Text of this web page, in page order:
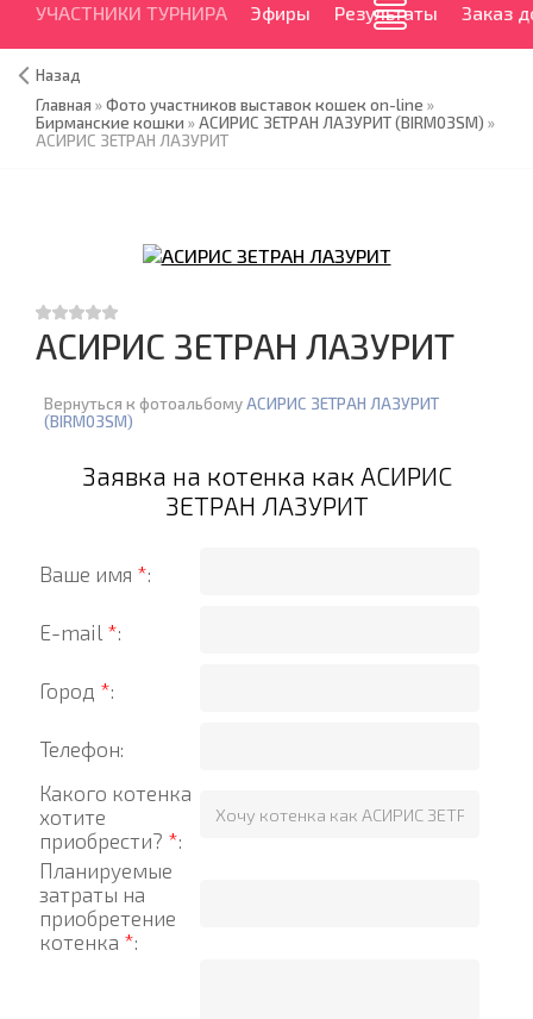
УЧАСТНИКИ ТУРНИРА Эфиры Результаты Заказ
Назад
Главная »Фото участников выставок кошек on-line »
Бирманские кошки »АСИРИС ЗЕТРАН ЛАЗУРИТ (BIRM03SM) »
АСИРИС ЗЕТРАН ЛАЗУРИТ
АСИРИС ЗЕТРАН ЛАЗУРИТ
Вернуться к фотоальбомуАСИРИС ЗЕТРАН ЛАЗУРИТ
(BIRM03SM)
Заявка на котенка как АСИРИС
ЗЕТРАН ЛАЗУРИТ
Ваше имя *:
E-mail *:
Город *:
Телефон:
Какого котенка
хотите
приобрести? *:
Планируемые
затраты на
приобретение
котенка *: